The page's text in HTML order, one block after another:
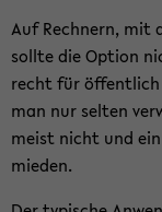
Auf Rech­nern, mit
soll­te die Op­ti­on
recht für öf­fent­lich
man nur sel­ten
meist nicht und
mie­den.